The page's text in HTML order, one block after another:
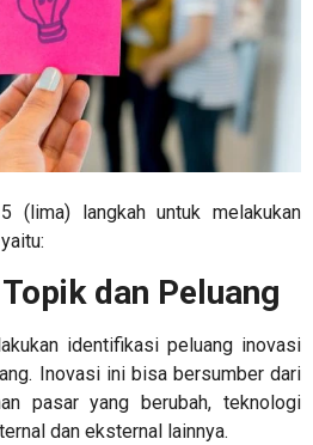
(lima) langkah untuk melakukan
yaitu:
dan Peluang
identifikasi peluang inovasi
Inovasi ini bisa bersumber dari
pasar yang berubah, teknologi
dan eksternal lainnya.